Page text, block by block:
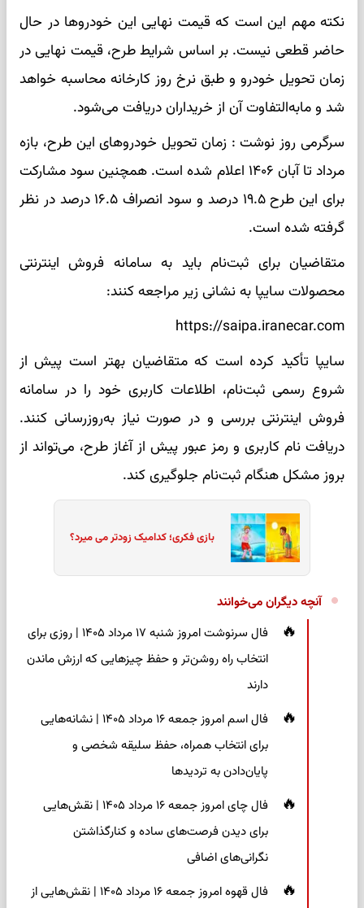
نکته مهم این است که قیمت نهایی این خودروها در حال
حاضر قطعی نیست. بر اساس شرایط طرح، قیمت نهایی در
زمان تحویل خودرو و طبق نرخ روز کارخانه محاسبه خواهد
شد و مابه‌التفاوت آن از خریداران دریافت می‌شود.
سرگرمی روز نوشت : زمان تحویل خودروهای این طرح، بازه
مرداد تا آبان ۱۴۰۶ اعلام شده است. همچنین سود مشارکت
برای این طرح ۱۹.۵ درصد و سود انصراف ۱۶.۵ درصد در نظر
گرفته شده است.
متقاضیان برای ثبت‌نام باید به سامانه فروش اینترنتی
محصولات سایپا به نشانی زیر مراجعه کنند:
https://saipa.iranecar.com
سایپا تأکید کرده است که متقاضیان بهتر است پیش از
شروع رسمی ثبت‌نام، اطلاعات کاربری خود را در سامانه
فروش اینترنتی بررسی و در صورت نیاز به‌روزرسانی کنند.
دریافت نام کاربری و رمز عبور پیش از آغاز طرح، می‌تواند از
بروز مشکل هنگام ثبت‌نام جلوگیری کند.
بازی فکری؛ کدامیک زودتر می میرد؟
آنچه دیگران می‌خوانند
فال سرنوشت امروز شنبه ۱۷ مرداد ۱۴۰۵ | روزی برای
انتخاب راه روشن‌تر و حفظ چیزهایی که ارزش ماندن
دارند
فال اسم امروز جمعه ۱۶ مرداد ۱۴۰۵ | نشانه‌هایی
برای انتخاب همراه، حفظ سلیقه شخصی و
پایان‌دادن به تردیدها
فال چای امروز جمعه ۱۶ مرداد ۱۴۰۵ | نقش‌هایی
برای دیدن فرصت‌های ساده و کنارگذاشتن
نگرانی‌های اضافی
فال قهوه امروز جمعه ۱۶ مرداد ۱۴۰۵ | نقش‌هایی از